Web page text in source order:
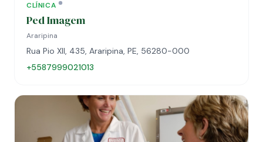
CLÍNICA
Ped Imagem
Araripina
Rua Pio XII, 435, Araripina, PE, 56280-000
+5587999021013